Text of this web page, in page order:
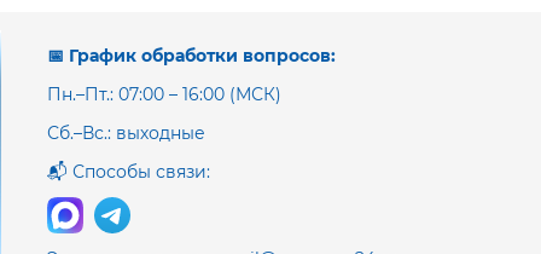
📅 График обработки вопросов:
Пн.–Пт.: 07:00 – 16:00 (МСК)
Сб.–Вс.: выходные
📬 Способы связи: